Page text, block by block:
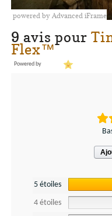
powered by Advanced iFrame
9 avis pour
Flex™
Powered by
5 étoiles
4 étoiles